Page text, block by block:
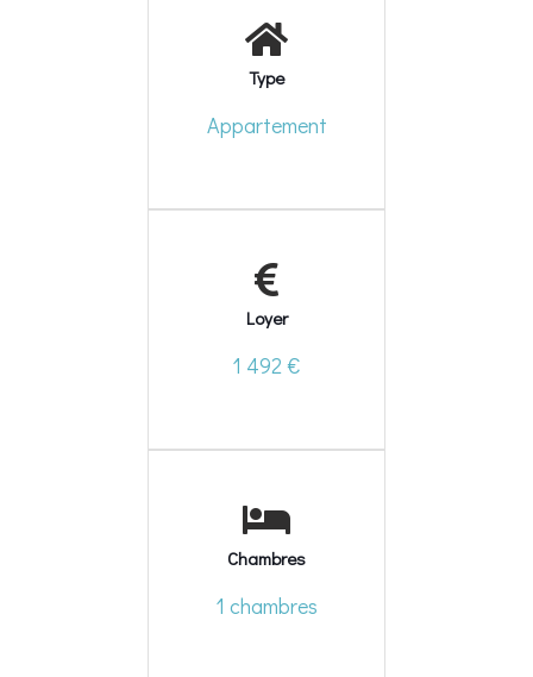
Type
Appartement
Loyer
1 492 €
Chambres
1 chambres